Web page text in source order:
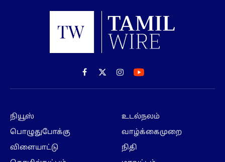
Facebook
X
(Twitter)
Instagram
நியூஸ்
பொழுதுபோக்கு
விளையாட்டு
உடல்நலம்
வாழ்க்கைமுறை
நிதி